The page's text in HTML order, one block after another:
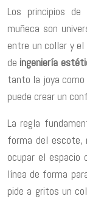
Los principios
muñeca son
entre un collar y
de ingeniería
tanto la joya
puede crear un
La regla
forma del escote,
ocupar el espacio
línea de forma
pide a gritos un